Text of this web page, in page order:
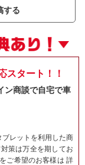
する
スタート！！
ン商談で自宅で車
ブレットを利用した商
策は万全を期してお
ご希望のお客様は 詳